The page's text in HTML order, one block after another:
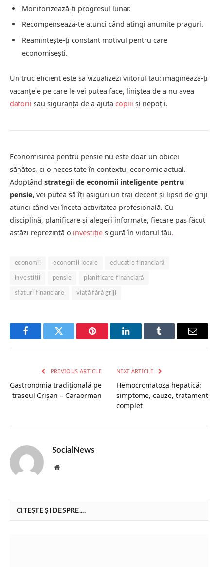
Monitorizează-ți progresul lunar.
Recompensează-te atunci când atingi anumite praguri.
Reamintește-ți constant motivul pentru care
economisești.
Un truc eficient este să vizualizezi viitorul tău: imaginează-ți
vacanțele pe care le vei putea face, liniștea de a nu avea
datorii sau siguranța de a ajuta copiii și nepoții.
Economisirea pentru pensie nu este doar un obicei
sănătos, ci o necesitate în contextul economic actual.
Adoptând strategii de economii inteligente pentru
pensie, vei putea să îți asiguri un trai decent și lipsit de griji
atunci când vei înceta activitatea profesională. Cu
disciplină, planificare și alegeri informate, fiecare pas făcut
astăzi reprezintă o investiție sigură în viitorul tău.
economii economii locale educație financiară
investiții pensie planificare financiară
sfaturi financiare viață fără griji
FacebookTwitter Pinterest LinkedInTumblr Email
PREVIOUS ARTICLE
Gastronomia tradițională pe
traseul Crișan – Caraorman
NEXT ARTICLE
Hemocromatoza hepatică:
simptome, cauze, tratament
complet
SocialNews
Website
CITEȘTE ȘI DESPRE....